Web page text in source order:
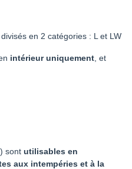
en 2 catégories : L et LW
intérieur uniquement , et
sont utilisables en
aux intempéries et à la